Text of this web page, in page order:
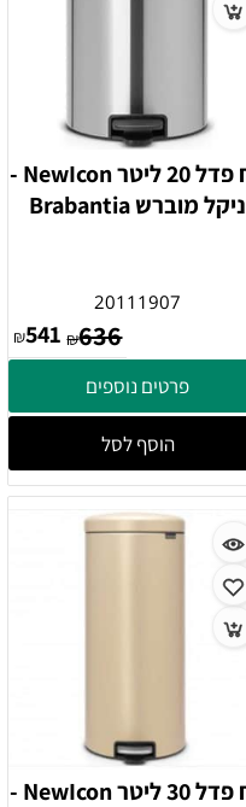
פח פדל 20 ליטר NewIcon -
ניקל מוברש Brabantia
20111907
₪636
₪541
פרטים נוספים
הוסף לסל
פח פדל 30 ליטר NewIcon -